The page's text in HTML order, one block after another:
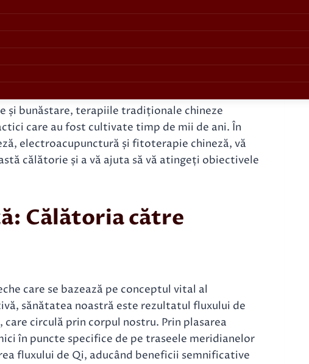
și bunăstare, terapiile tradiționale chineze
care au fost cultivate timp de mii de ani. În
electroacupunctură și fitoterapie chineză, vă
călătorie și a vă ajuta să vă atingeți obiectivele
Călătoria către
care se bazează pe conceptul vital al
sănătatea noastră este rezultatul fluxului de
circulă prin corpul nostru. Prin plasarea
în puncte specifice de pe traseele meridianelor
fluxului de Qi, aducând beneficii semnificative